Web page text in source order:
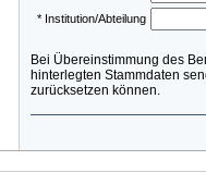
* Institution/Abteilung
Bei Übereinstimmung des
hinterlegten Stammdaten
zurücksetzen können.